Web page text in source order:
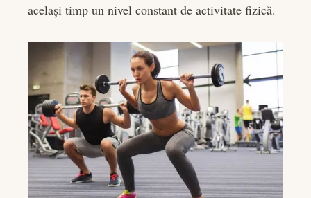
același timp un nivel constant de activitate fizică.